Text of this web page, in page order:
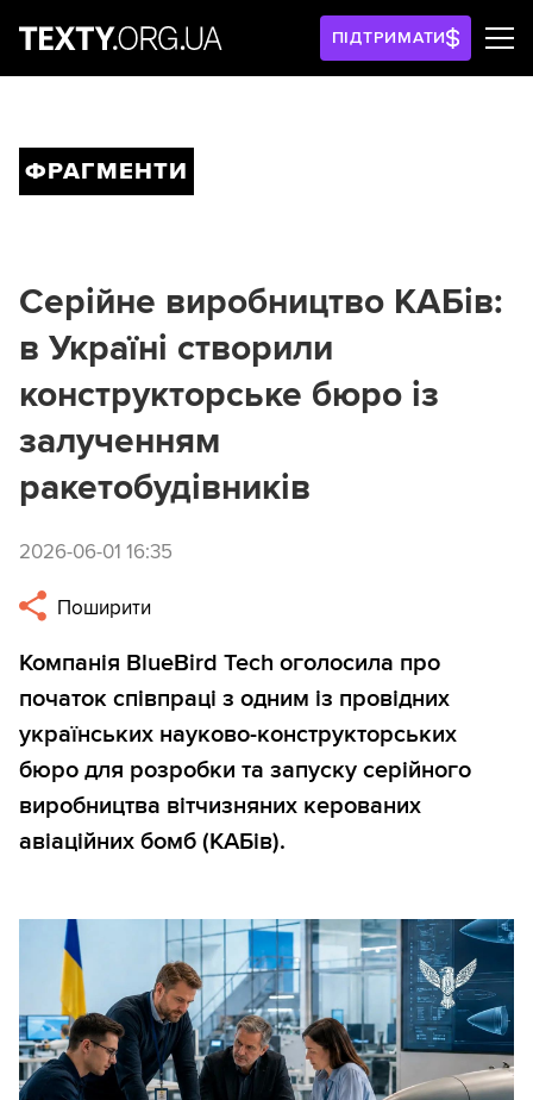
ПІДТРИМАТИ
ФРАГМЕНТИ
Серійне виробництво КАБів:
в Україні створили
конструкторське бюро із
залученням
ракетобудівників
2026-06-01 16:35
Поширити
Компанія BlueBird Tech оголосила про
початок співпраці з одним із провідних
українських науково-конструкторських
бюро для розробки та запуску серійного
виробництва вітчизняних керованих
авіаційних бомб (КАБів).